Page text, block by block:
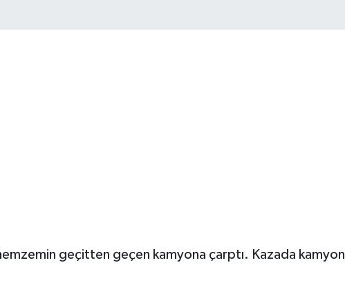
geçitten geçen kamyona çarptı. Kazada kamyon